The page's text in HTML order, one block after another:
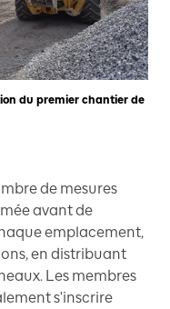
du premier chantier de
de mesures
avant de
emplacement,
en distribuant
Les membres
s'inscrire